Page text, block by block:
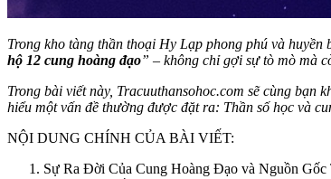
Trong kho tàng thần thoại Hy Lạp phong phú và
hộ 12 cung hoàng đạo” – không chỉ gợi sự tò mò mà
Trong bài viết này, Tracuuthansohoc.com sẽ cùng bạn
hiểu một vấn đề thường được đặt ra: Thần số học và
NỘI DUNG CHÍNH CỦA BÀI VIẾT:
Sự Ra Đời Của Cung Hoàng Đạo và Nguồn